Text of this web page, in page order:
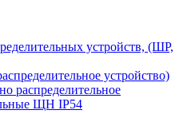
устройств, (ШР,
устройство)
распределительное
ЩН IP54